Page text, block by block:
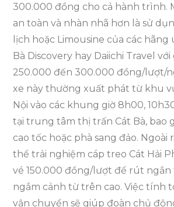
300.000 đồng cho cả hành trình.
an toàn và nhàn nhã hơn là sử
lịch hoặc Limousine của các
Bà Discovery hay Daiichi Travel
250.000 đến 300.000 đồng/lượt/
xe này thường xuất phát từ khu
Nội vào các khung giờ 8h00,
tại trung tâm thị trấn Cát Bà, bao
cao tốc hoặc phà sang đảo. Ngoài
thể trải nghiệm cáp treo Cát Hải
vé 150.000 đồng/lượt để rút ngắn
ngắm cảnh từ trên cao. Việc tính
vận chuyển sẽ giúp đoàn chủ